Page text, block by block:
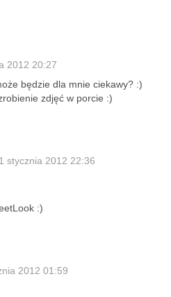
2012 20:27
będzie dla mnie ciekawy? :)
zdjęć w porcie :)
stycznia 2012 22:36
:)
2012 01:59